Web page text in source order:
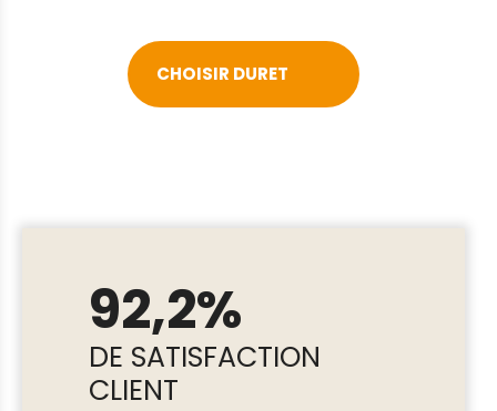
CHOISIR DURET
92,2%
DE SATISFACTION
CLIENT